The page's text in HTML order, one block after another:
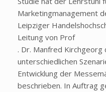
Marketingmanagement
Leipziger
Leitung von Prof
. Dr. Manfred Kirchgeorg
unterschiedlichen
Entwicklung der
beschrieben. In Auftrag